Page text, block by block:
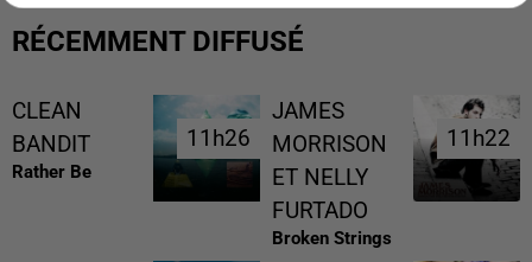
RÉCEMMENT DIFFUSÉ
CLEAN
BANDIT
Rather Be
11h26
11h26
JAMES
MORRISON
ET NELLY
FURTADO
Broken Strings
11h22
11h22